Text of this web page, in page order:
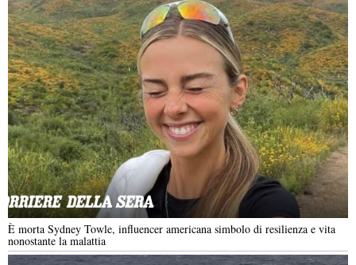
È morta Sydney Towle, influencer americana simbolo di resilienza e vita
nonostante la malattia